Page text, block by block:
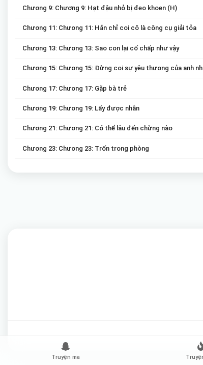
Truyện ma
Chương 9: Chương 9: Hạt đậu nhỏ bị đeo khoen (H)
Chương 11: Chương 11: Hắn chỉ coi cô là công cụ giải tỏa
Chương 13: Chương 13: Sao con lại cố chấp như vậy
Chương 15: Chương 15: Đừng coi sự yêu thương của anh
Chương 17: Chương 17: Gặp bà trẻ
Chương 19: Chương 19: Lấy được nhẫn
Chương 21: Chương 21: Có thể lâu đến chừng nào
Chương 23: Chương 23: Trốn trong phòng
Chương 43: Chương 45: Hắn cảm thấy cô rất khác thường